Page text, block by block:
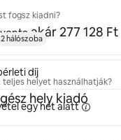
fogsz kiadni?
akár 277 128 Ft
teljes helyet használhatják?
hely kiadó
2 hálószoba
díj
egy hétalatt